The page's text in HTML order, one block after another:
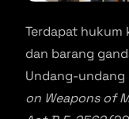
Terdapat
dan barang
Undang-undang
on Weapons of